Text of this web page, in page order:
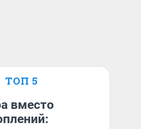
ТОП 5
вместо